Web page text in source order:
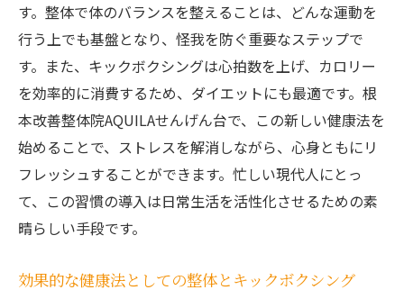
創る
次世代の健康への第一歩をせんげん台駅か
ら
心身の健康を高める新しいアプローチ
持続可能な健康を目指す整体とキックボク
シング
キックボクシングダイエット整体で理想の健康
を手に入れる
整体を組み合わせたダイエットの秘訣
す。整体で体のバランスを整えることは、どんな運動を
行う上でも基盤となり、怪我を防ぐ重要なステップで
す。また、キックボクシングは心拍数を上げ、カロリー
を効率的に消費するため、ダイエットにも最適です。根
本改善整体院AQUILAせんげん台で、この新しい健康法を
始めることで、ストレスを解消しながら、心身ともにリ
フレッシュすることができます。忙しい現代人にとっ
て、この習慣の導入は日常生活を活性化させるための素
晴らしい手段です。
効果的な健康法としての整体とキックボクシング